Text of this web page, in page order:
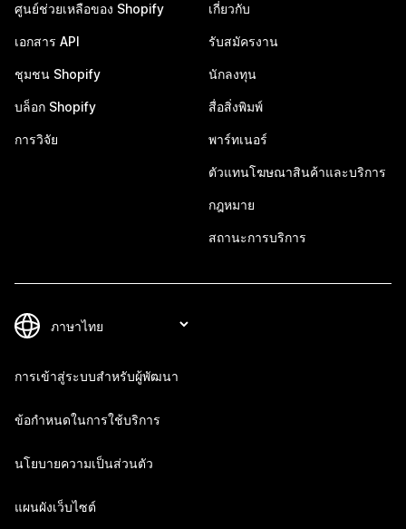
ศูนย์ช่วยเหลือของ Shopify
เอกสาร API
ชุมชน Shopify
บล็อก Shopify
การวิจัย
เกี่ยวกับ
รับสมัครงาน
นักลงทุน
สื่อสิ่งพิมพ์
พาร์ทเนอร์
ตัวแทนโฆษณาสินค้าและบริการ
กฎหมาย
สถานะการบริการ
การเข้าสู่ระบบสำหรับผู้พัฒนา
ข้อกำหนดในการใช้บริการ
นโยบายความเป็นส่วนตัว
แผนผังเว็บไซต์